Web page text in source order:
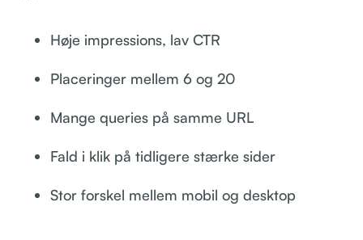
Høje impressions, lav CTR
Placeringer mellem 6 og 20
Mange queries på samme URL
Fald i klik på tidligere stærke sider
Stor forskel mellem mobil og desktop